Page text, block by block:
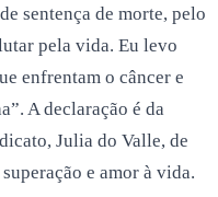
sentença de morte, pelo
pela vida. Eu levo
enfrentam o câncer e
A declaração é da
Julia do Valle, de
e amor à vida.